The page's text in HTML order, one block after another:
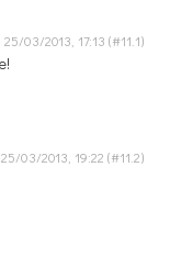
25/03/2013, 17:13
25/03/2013, 19:22